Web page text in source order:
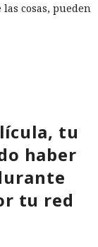
cosas, pueden
mástu
haber
tu red